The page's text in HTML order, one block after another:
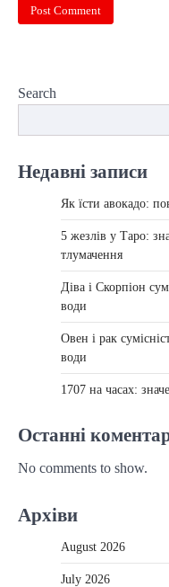
Search
Недавні записи
Як їсти авокадо:
5 жезлів у Таро:
тлумачення
Діва і Скорпіон
води
Овен і рак
води
1707 на часах:
Останні
No comments to show.
Архіви
August 2026
July 2026